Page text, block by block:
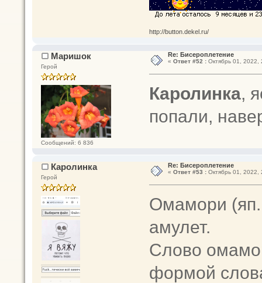
http://button.dekel.ru/
Маришок
Герой
Сообщений: 6 836
Re: Бисероплетение
« Ответ #52 :Октябрь 01, 2022,
Каролинка,
попали,
Каролинка
Герой
Re: Бисероплетение
« Ответ #53 :Октябрь 01, 2022,
Омамори
амулет.
Слово
формой